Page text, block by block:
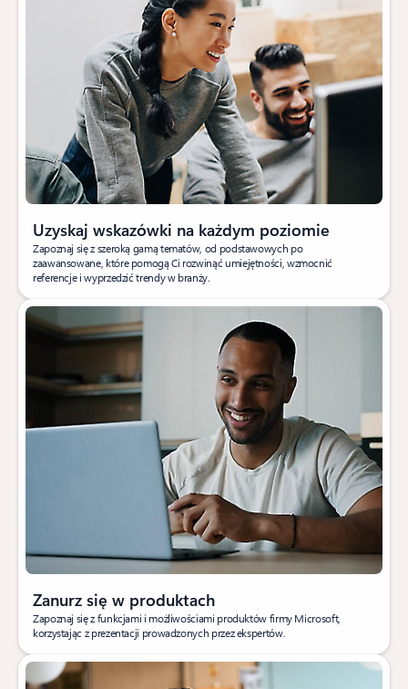
Uzyskaj wskazówki na każdym poziomie
Zapoznaj się z szeroką gamą tematów, od podstawowych po
zaawansowane, które pomogą Ci rozwinąć umiejętności, wzmocnić
referencje i wyprzedzić trendy w branży.
Zanurz się w produktach
Zapoznaj się z funkcjami i możliwościami produktów firmy Microsoft,
korzystając z prezentacji prowadzonych przez ekspertów.